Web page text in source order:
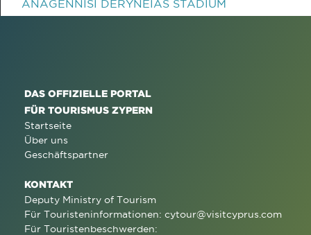
ANAGENNISI DERYNEIAS STADIUM
DAS OFFIZIELLE PORTAL
FÜR TOURISMUS ZYPERN
Startseite
Über uns
Geschäftspartner
KONTAKT
Deputy Ministry of Tourism
Für Touristeninformationen: cytour@visitcyprus.com
Für Touristenbeschwerden: